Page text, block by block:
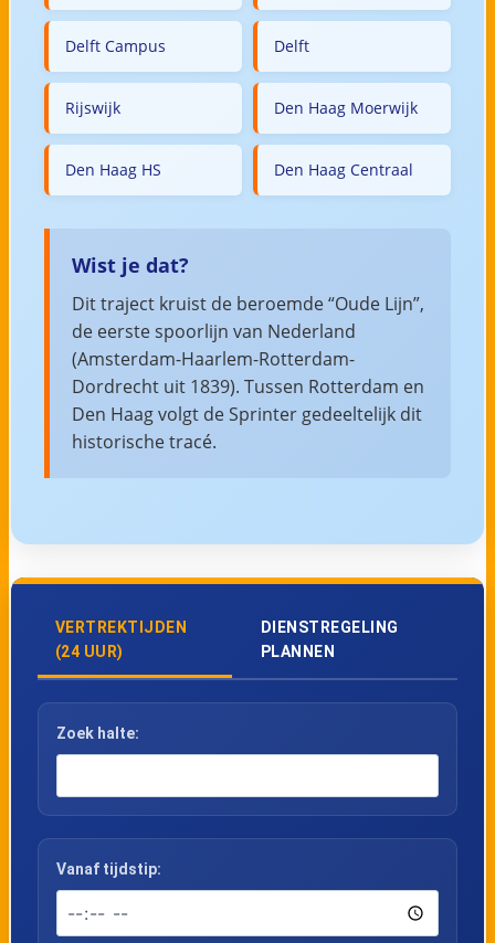
Delft Campus Delft
Rijswijk Den Haag Moerwijk
Den Haag HS Den Haag Centraal
Wist je dat?
Dit traject kruist de beroemde “Oude Lijn”,
de eerste spoorlijn van Nederland
(Amsterdam-Haarlem-Rotterdam-
Dordrecht uit 1839). Tussen Rotterdam en
Den Haag volgt de Sprinter gedeeltelijk dit
historische tracé.
VERTREKTIJDEN
(24 UUR)
DIENSTREGELING
PLANNEN
Zoek halte:
Vanaf tijdstip: